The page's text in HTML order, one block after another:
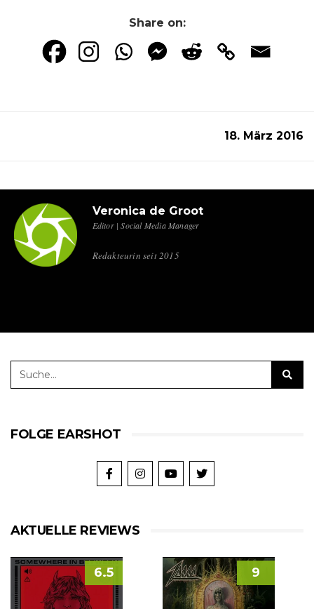
Share on:
18. März 2016
Veronica de Groot
Editor | Social Media Manager
Redakteurin seit 2015
FOLGE EARSHOT
AKTUELLE REVIEWS
6.5 9